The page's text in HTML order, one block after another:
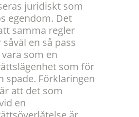
juridiskt som
egendom. Det
samma regler
en så pass
som en
som för
spade. Förklaringen
att det som
en